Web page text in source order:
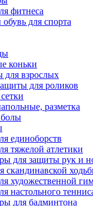
фитнеса
для спорта
коньки
для взрослых
для роликов
разметка
единоборств
тяжелой атлетики
для защиты рук и
скандинавской
художественной
настольного
для бадминтона